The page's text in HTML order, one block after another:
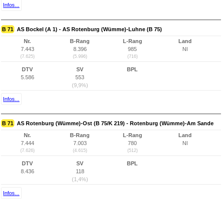
Infos...
B 71 AS Bockel (A 1) - AS Rotenburg (Wümme)-Luhne (B 75)
Nr.
7.443
(7.625)
B-Rang
8.396
(5.996)
L-Rang
985
(716)
Land
NI
DTV
5.586
SV
553
(9,9%)
BPL
Infos...
B 71 AS Rotenburg (Wümme)-Ost (B 75/K 219) - Rotenburg (Wümme)-Am Sande
Nr.
7.444
(7.626)
B-Rang
7.003
(4.615)
L-Rang
780
(512)
Land
NI
DTV
8.436
SV
118
(1,4%)
BPL
Infos...